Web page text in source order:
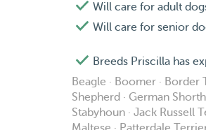
Will care for adult
Will care for senior
Breeds Priscilla has
Beagle · Boomer · Border
Shepherd · German
Stabyhoun · Jack Russell